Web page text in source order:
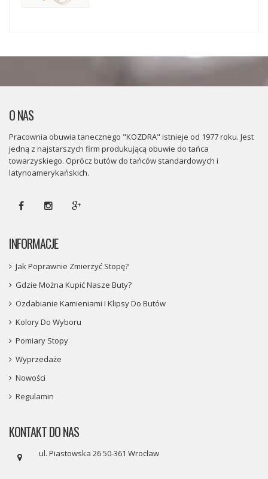
O NAS
Pracownia obuwia tanecznego "KOZDRA" istnieje od 1977 roku. Jest
jedną z najstarszych firm produkującą obuwie do tańca
towarzyskiego. Oprócz butów do tańców standardowych i
latynoamerykańskich.
INFORMACJE
Jak Poprawnie Zmierzyć Stopę?
Gdzie Można Kupić Nasze Buty?
Ozdabianie Kamieniami I Klipsy Do Butów
Kolory Do Wyboru
Pomiary Stopy
Wyprzedaże
Nowości
Regulamin
KONTAKT DO NAS
ul. Piastowska 26 50-361 Wrocław